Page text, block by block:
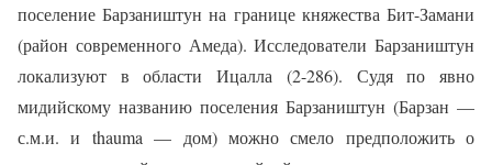
поселение Барзаништун на границе княжества Бит-Замани
(район современного Амеда). Исследователи Барзаништун
локализуют в области Ицалла (2-286). Судя по явно
мидийскому названию поселения Барзаништун (Барзан —
с.м.и. и thauma — дом) можно смело предположить о